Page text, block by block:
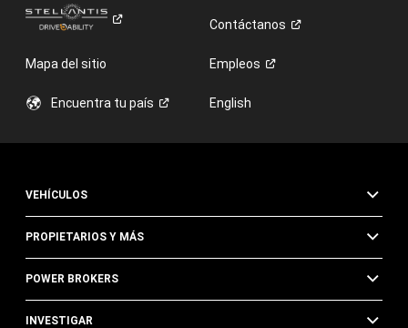
Contáctanos
Mapa del sitio Empleos
Encuentra tu país English
VEHÍCULOS
PROPIETARIOS Y MÁS
POWER BROKERS
INVESTIGAR